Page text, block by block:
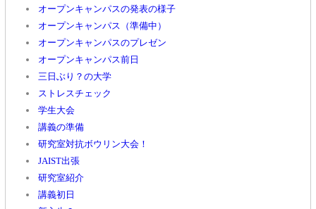
オープンキャンパスの発表の様子
オープンキャンパス（準備中）
オープンキャンパスのプレゼン
オープンキャンパス前日
三日ぶり？の大学
ストレスチェック
学生大会
講義の準備
研究室対抗ボウリン大会！
JAIST出張
研究室紹介
講義初日